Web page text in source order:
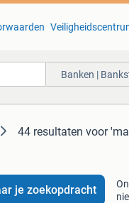
Banken |
44 resultaten voor
je zoekopdracht